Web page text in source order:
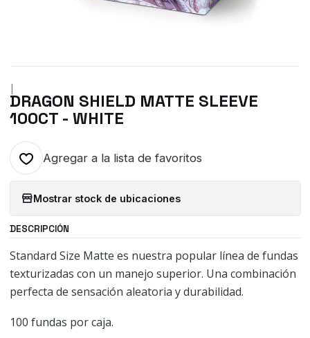
|
DRAGON SHIELD MATTE SLEEVE
100CT - WHITE
Agregar a la lista de favoritos
Mostrar stock de ubicaciones
DESCRIPCIÓN
Standard Size Matte es nuestra popular línea de fundas
texturizadas con un manejo superior. Una combinación
perfecta de sensación aleatoria y durabilidad.
100 fundas por caja.